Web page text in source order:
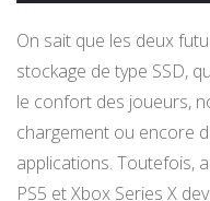
On sait que les deux
stockage de type SSD,
le confort des joueurs,
chargement ou encore
applications. Toutefois,
PS5 et Xbox Series X